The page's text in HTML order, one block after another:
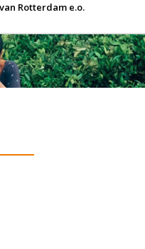
Rotterdam e.o.